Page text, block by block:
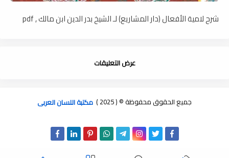
شرح لامية الأفعال (دار المشاريع) لـ الشيخ بدر الدين ابن مالك , pdf
عرض التعليقات
جميع الحقوق محفوظة © ( 2025 ) مكتبة اللسان العربى